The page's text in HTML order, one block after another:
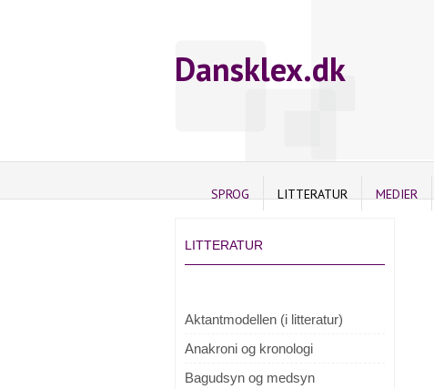
Dansklex.dk
SPROG LITTERATUR MEDIER
LITTERATUR
Aktantmodellen (i litteratur)
Anakroni og kronologi
Bagudsyn og medsyn